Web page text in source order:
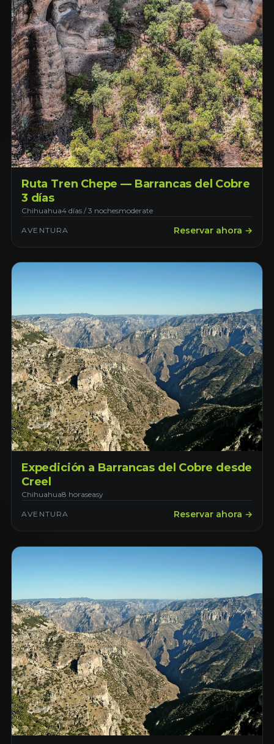
Ruta Tren Chepe — Barrancas del Cobre
3 días
Chihuahua4 días / 3 nochesmoderate
AVENTURA Reservar ahora →
Expedición a Barrancas del Cobre desde
Creel
Chihuahua8 horaseasy
AVENTURA Reservar ahora →